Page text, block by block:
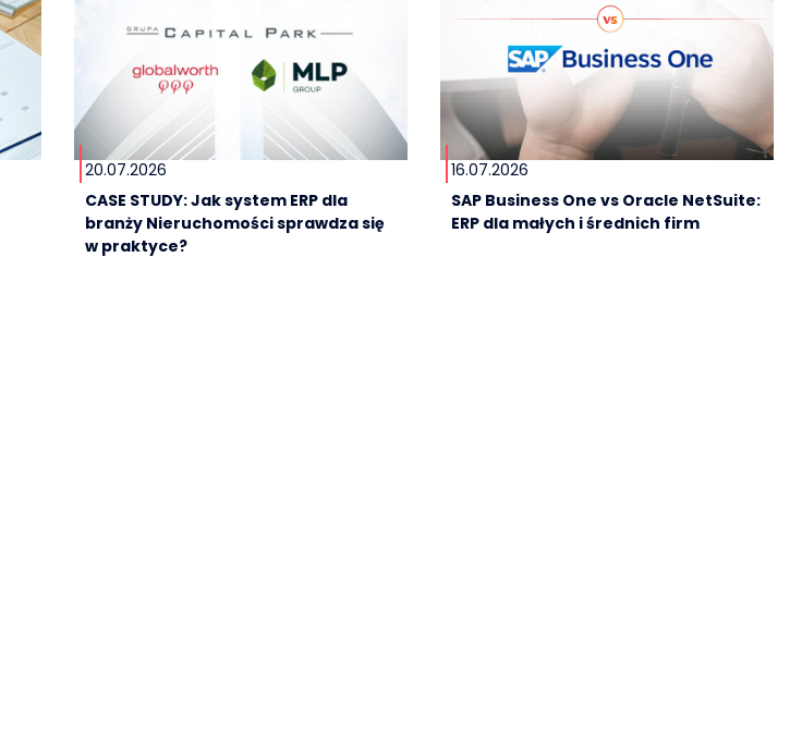
20.07.2026
CASE STUDY: Jak system ERP dla
branży Nieruchomości sprawdza się
w praktyce?
16.07.2026
SAP Business One vs Oracle NetSuite:
ERP dla małych i średnich firm